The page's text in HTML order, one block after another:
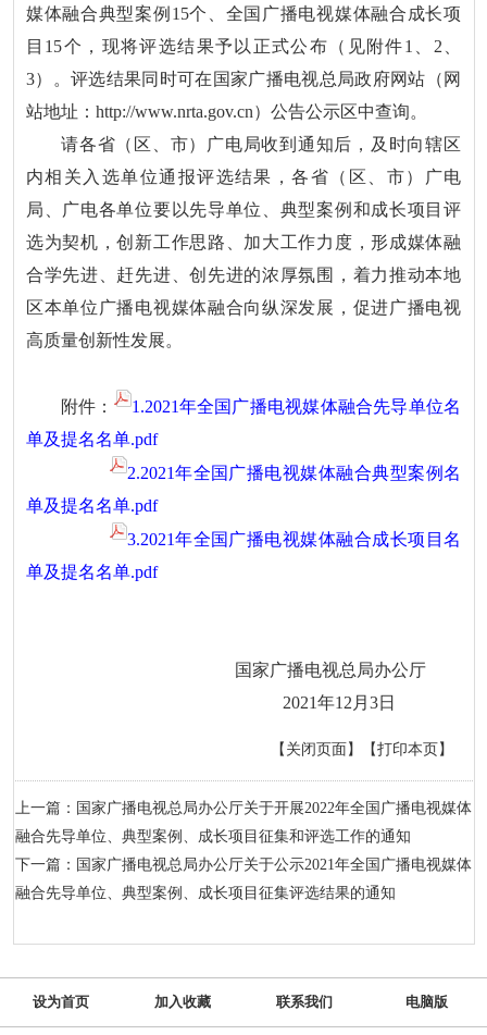
媒体融合典型案例15个、全国广播电视媒体融合成长项
目15个，现将评选结果予以正式公布（见附件1、2、
3）。评选结果同时可在国家广播电视总局政府网站（网
站地址：http://www.nrta.gov.cn）公告公示区中查询。
请各省（区、市）广电局收到通知后，及时向辖区
内相关入选单位通报评选结果，各省（区、市）广电
局、广电各单位要以先导单位、典型案例和成长项目评
选为契机，创新工作思路、加大工作力度，形成媒体融
合学先进、赶先进、创先进的浓厚氛围，着力推动本地
区本单位广播电视媒体融合向纵深发展，促进广播电视
高质量创新性发展。
附件：
1.2021年全国广播电视媒体融合先导单位名
单及提名名单.pdf
2.2021年全国广播电视媒体融合典型案例名
单及提名名单.pdf
3.2021年全国广播电视媒体融合成长项目名
单及提名名单.pdf
国家广播电视总局办公厅
2021年12月3日
【打印本页】
【关闭页面】
上一篇：国家广播电视总局办公厅关于开展2022年全国广播电视媒体
融合先导单位、典型案例、成长项目征集和评选工作的通知
下一篇：国家广播电视总局办公厅关于公示2021年全国广播电视媒体
融合先导单位、典型案例、成长项目征集评选结果的通知
设为首页 加入收藏 联系我们 电脑版